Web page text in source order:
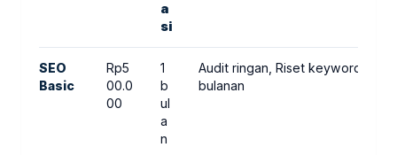
a
si
SEO
Basic
Rp5
00.0
00
1
b
ul
a
n
Audit ringan, Riset keyword
bulanan